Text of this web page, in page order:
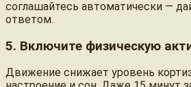
соглашайтесь автоматически —
ответом.
5. Включите физическую
Движение снижает уровень